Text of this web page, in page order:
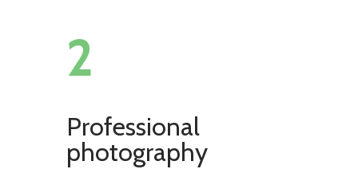
2
Professional
photography